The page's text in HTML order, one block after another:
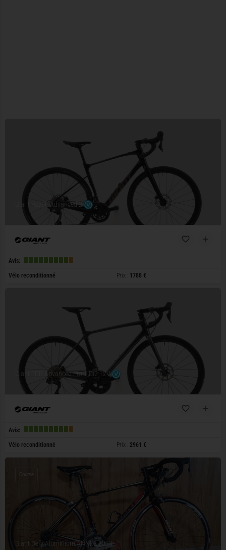
Giant Revolt Advanced 2
Avis:
Vélo reconditionné Prix : 1788 €
Giant TCR Advanced Pro 1 Di2 12V
Avis:
Vélo reconditionné Prix : 2961 €
Giant Defy Aluminium ANNEE 2013
Course